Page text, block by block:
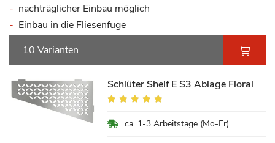
nachträglicher Einbau möglich
Einbau in die Fliesenfuge
10 Varianten
Schlüter Shelf E S3 Ablage Floral
Bewertung:
ca. 1-3 Arbeitstage (Mo-Fr)